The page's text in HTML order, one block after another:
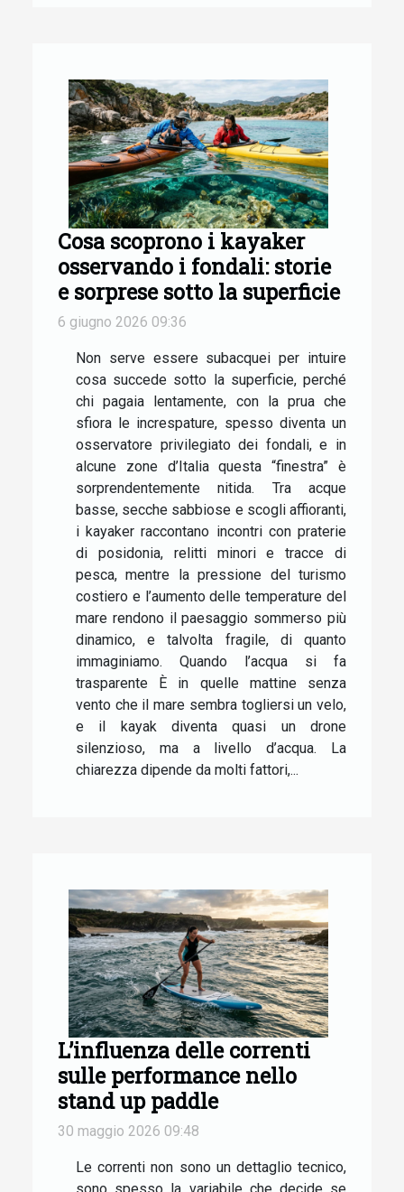
Cosa scoprono i kayaker
osservando i fondali: storie
e sorprese sotto la superficie
6 giugno 2026 09:36
Non serve essere subacquei per intuire
cosa succede sotto la superficie, perché
chi pagaia lentamente, con la prua che
sfiora le increspature, spesso diventa un
osservatore privilegiato dei fondali, e in
alcune zone d’Italia questa “finestra” è
sorprendentemente nitida. Tra acque
basse, secche sabbiose e scogli affioranti,
i kayaker raccontano incontri con praterie
di posidonia, relitti minori e tracce di
pesca, mentre la pressione del turismo
costiero e l’aumento delle temperature del
mare rendono il paesaggio sommerso più
dinamico, e talvolta fragile, di quanto
immaginiamo. Quando l’acqua si fa
trasparente È in quelle mattine senza
vento che il mare sembra togliersi un velo,
e il kayak diventa quasi un drone
silenzioso, ma a livello d’acqua. La
chiarezza dipende da molti fattori,...
L’influenza delle correnti
sulle performance nello
stand up paddle
30 maggio 2026 09:48
Le correnti non sono un dettaglio tecnico,